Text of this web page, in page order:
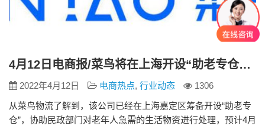
4月12日电商报/菜鸟将在上海开设“助老专仓”，协助民政部门处理老年人物资
2022年4月12日 电商热点, 行业动态
1306
从菜鸟物流了解到，该公司已经在上海嘉定区筹备开设“助老专
仓”，协助民政部门对老年人急需的生活物资进行处理，预计4月